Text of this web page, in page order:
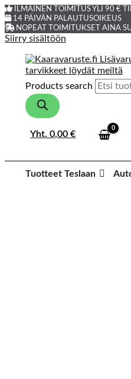
ILMAINEN TOIMITUS YLI 90 €
14 PÄIVÄN PALAUTUSOIKEUS
NOPEAT TOIMITUKSET AINA
Siirry sisältöön
Products search
Yht.0,00€
Tuotteet Teslaan